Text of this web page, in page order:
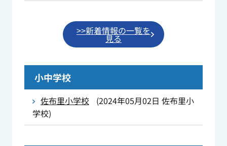
>>新着情報の一覧を
見る
小中学校
佐布里小学校 (2024年05月02日 佐布里小
学校)